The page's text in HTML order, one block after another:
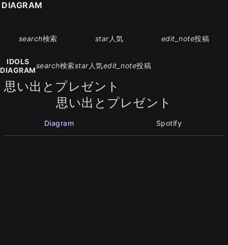
search検索 star人気 edit_note投稿
IDOLS
DIAGRAM
search検索star人気edit_note投稿
思い出とプレゼント
思い出とプレゼント
Diagram Spotify